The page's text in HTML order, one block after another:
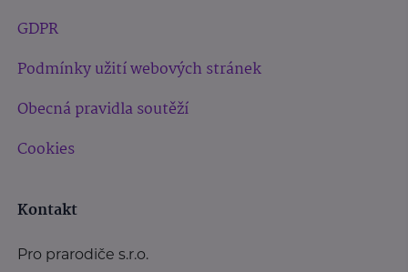
GDPR
Podmínky užití webových stránek
Obecná pravidla soutěží
Cookies
Kontakt
Pro prarodiče s.r.o.